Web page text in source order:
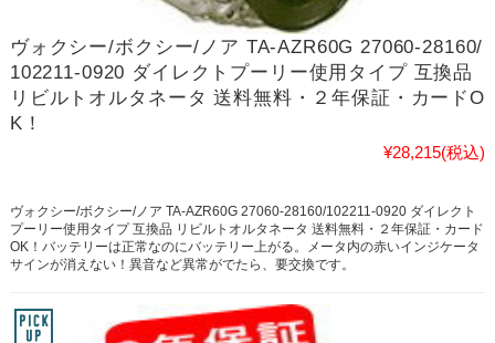
ヴォクシー/ボクシー/ノア TA-AZR60G 27060-28160/
102211-0920 ダイレクトプーリー使用タイプ 互換品
リビルトオルタネータ 送料無料・２年保証・カードO
K！
¥28,215(税込)
ヴォクシー/ボクシー/ノア TA-AZR60G 27060-28160/102211-0920 ダイレクト
プーリー使用タイプ 互換品 リビルトオルタネータ 送料無料・２年保証・カード
OK！バッテリーは正常なのにバッテリー上がる。メータ内の赤いインジケータ
サインが消えない！異音など異常がでたら、要交換です。